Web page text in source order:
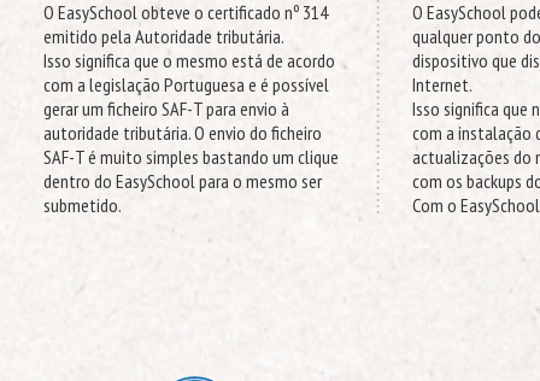
O EasySchool obteve o certificado nº 314
emitido pela Autoridade tributária.
Isso significa que o mesmo está de acordo
com a legislação Portuguesa e é possível
gerar um ficheiro SAF-T para envio à
autoridade tributária. O envio do ficheiro
SAF-T é muito simples bastando um clique
dentro do EasySchool para o mesmo ser
submetido.
O EasySchool
qualquer ponto
dispositivo que
Internet.
Isso significa que
com a instalação
actualizações do
com os backups
Com o